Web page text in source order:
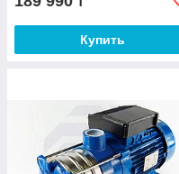
Купить